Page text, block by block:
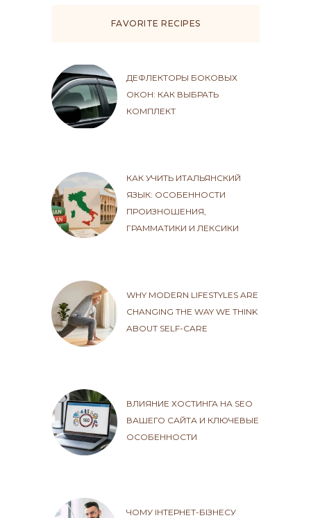
FAVORITE RECIPES
ДЕФЛЕКТОРЫ БОКОВЫХ
ОКОН: КАК ВЫБРАТЬ
КОМПЛЕКТ
КАК УЧИТЬ ИТАЛЬЯНСКИЙ
ЯЗЫК: ОСОБЕННОСТИ
ПРОИЗНОШЕНИЯ,
ГРАММАТИКИ И ЛЕКСИКИ
WHY MODERN LIFESTYLES ARE
CHANGING THE WAY WE THINK
ABOUT SELF-CARE
ВЛИЯНИЕ ХОСТИНГА НА SEO
ВАШЕГО САЙТА И КЛЮЧЕВЫЕ
ОСОБЕННОСТИ
ЧОМУ ІНТЕРНЕТ-БІЗНЕСУ